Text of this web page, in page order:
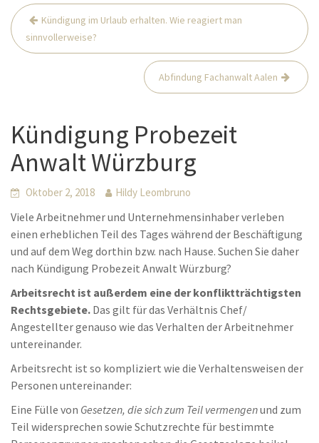
Beitrags-
Navigation
Kündigung im Urlaub erhalten. Wie reagiert man
sinnvollerweise?
Abfindung Fachanwalt Aalen
Kündigung Probezeit
Anwalt Würzburg
Oktober 2, 2018 Hildy Leombruno
Viele Arbeitnehmer und Unternehmensinhaber verleben
einen erheblichen Teil des Tages während der Beschäftigung
und auf dem Weg dorthin bzw. nach Hause. Suchen Sie daher
nach Kündigung Probezeit Anwalt Würzburg?
Arbeitsrecht ist außerdem eine der konfliktträchtigsten
Rechtsgebiete. Das gilt für das Verhältnis Chef/
Angestellter genauso wie das Verhalten der Arbeitnehmer
untereinander.
Arbeitsrecht ist so kompliziert wie die Verhaltensweisen der
Personen untereinander:
Eine Fülle von Gesetzen, die sich zum Teil vermengenund zum
Teil widersprechen sowie Schutzrechte für bestimmte